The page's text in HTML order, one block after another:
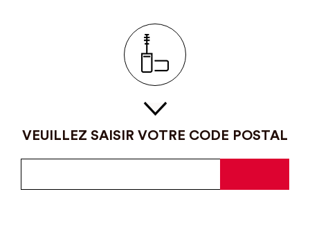
VEUILLEZ SAISIR VOTRE CODE POSTAL